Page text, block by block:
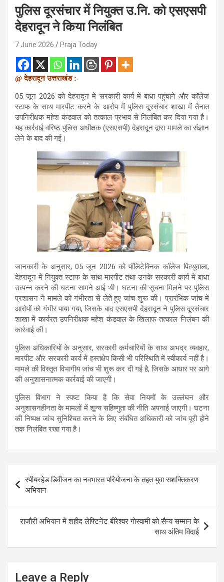
पुलिस दूरसंचार में नियुक्त उ.नि. को एसएसपी
देहरादून ने किया निलंबित
7 June 2026 Praja Today
@ देहरादून उत्तराखंड :-
05 जून 2026 को देहरादून में सरकारी कार्य में बाधा पहुंचाने और कॉलेज
स्टाफ के साथ मारपीट करने के आरोप में पुलिस दूरसंचार शाखा में तैनात
उपनिरीक्षक महेश कंडवाल को तत्काल प्रभाव से निलंबित कर दिया गया है।
यह कार्रवाई वरिष्ठ पुलिस अधीक्षक (एसएसपी) देहरादून द्वारा मामले का संज्ञान
लेने के बाद की गई।
जानकारी के अनुसार, 05 जून 2026 को पॉलिटेक्निक कॉलेज पित्थूवाला,
देहरादून में नियुक्त स्टाफ के साथ मारपीट तथा उनके सरकारी कार्य में बाधा
उत्पन्न करने की घटना सामने आई थी। घटना की सूचना मिलने पर पुलिस
प्रशासन ने मामले को गंभीरता से लेते हुए जांच शुरू की। प्रारंभिक जांच में
आरोपों को गंभीर पाया गया, जिसके बाद एसएसपी देहरादून ने पुलिस दूरसंचार
शाखा में कार्यरत उपनिरीक्षक महेश कंडवाल के खिलाफ तत्काल निलंबन की
कार्रवाई की।
पुलिस अधिकारियों के अनुसार, सरकारी कर्मचारियों के साथ अभद्र व्यवहार,
मारपीट और सरकारी कार्य में हस्तक्षेप किसी भी परिस्थिति में स्वीकार्य नहीं है।
मामले की विस्तृत विभागीय जांच भी शुरू कर दी गई है, जिसके आधार पर आगे
की अनुशासनात्मक कार्रवाई की जाएगी।
पुलिस विभाग ने स्पष्ट किया है कि सेवा नियमों के उल्लंघन और
अनुशासनहीनता के मामलों में शून्य सहिष्णुता की नीति अपनाई जाएगी। घटना
की निष्पक्ष जांच सुनिश्चित करने के लिए संबंधित अधिकारी को जांच पूरी होने
तक निलंबित रखा गया है।
navigation
स्पीयरहेड डिवीजन का नवभारत परियोजना के तहत युवा सशक्तिकरण
अभियान
राजौरी अभियान में शहीद लेफ्टिनेंट बीरेश्वर गोस्वामी को सैन्य सम्मान के
साथ अंतिम विदाई
Leave a Reply